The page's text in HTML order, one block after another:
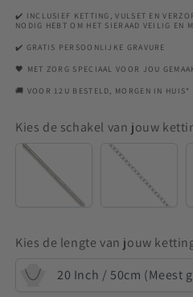
in
Ashanger
RVS
in
Ashanger
RVS
✔️ INCLUSIEF KETTING, VULSET EN
NODIG HEBT OM HET SIERAAD VEILIG EN
✔️ GRATIS PERSOONLIJKE GRAVURE
🖤 MET ZORG SPECIAAL VOOR JOU
🚚 VOOR 12U BESTELD, MORGEN IN HUIS*
Kies de schakel van jouw
Kies de lengte van jouw
20 Inch / 50cm (Meest